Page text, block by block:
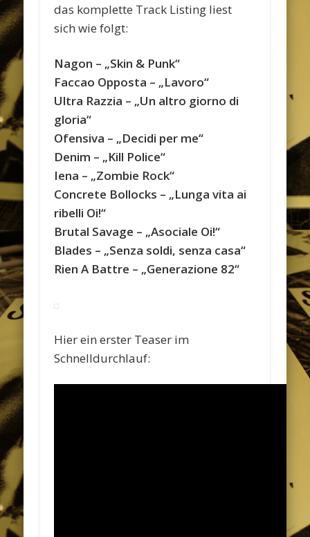
das komplette Track Listing liest
sich wie folgt:
Nagon – „Skin & Punk“
Faccao Opposta – „Lavoro“
Ultra Razzia – „Un altro giorno di
gloria“
Ofensiva – „Decidi per me“
Denim – „Kill Police“
Iena – „Zombie Rock“
Concrete Bollocks – „Lunga vita ai
ribelli Oi!“
Brutal Savage – „Asociale Oi!“
Blades – „Senza soldi, senza casa“
Rien A Battre – „Generazione 82“
Hier ein erster Teaser im
Schnelldurchlauf: